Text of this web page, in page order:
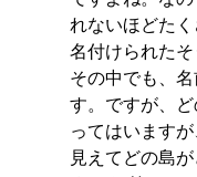
れないほどた
名付けられたそ
その中でも、
す。ですが、
ってはいます
見えてどの島